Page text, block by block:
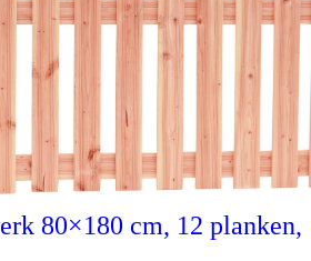
80×180 cm, 12 planken,